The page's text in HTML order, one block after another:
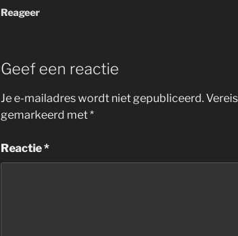
Reageer
Geef een reactie
Je e-mailadres wordt niet gepubliceerd.
gemarkeerd met*
Reactie*